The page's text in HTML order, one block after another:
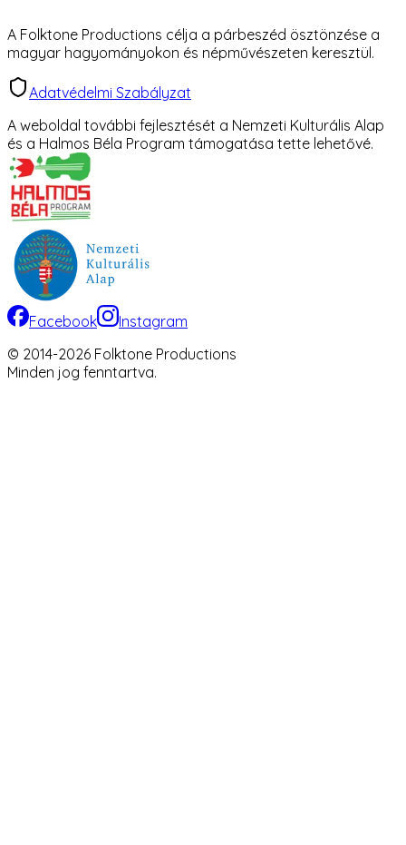
A Folktone Productions célja a párbeszéd ösztönzése a
magyar hagyományokon és népművészeten keresztül.
Adatvédelmi Szabályzat
A weboldal további fejlesztését a Nemzeti Kulturális Alap
és a Halmos Béla Program támogatása tette lehetővé.
Facebook
Instagram
© 2014-2026 Folktone Productions
Minden jog fenntartva.